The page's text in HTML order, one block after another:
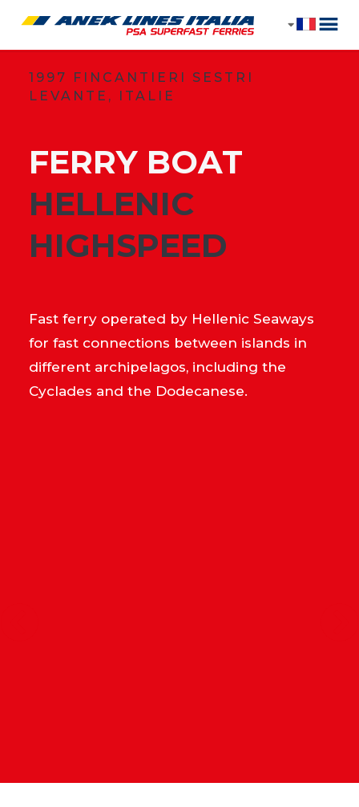
1997 FINCANTIERI SESTRI
LEVANTE, ITALIE
FERRY BOAT
​HELLENIC
HIGHSPEED
Fast ferry operated by Hellenic Seaways
for fast connections between islands in
different archipelagos, including the
Cyclades and the Dodecanese.